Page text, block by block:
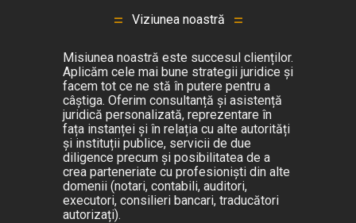
Viziunea noastră
Misiunea noastră este succesul clienților.
Aplicăm cele mai bune strategii juridice și
facem tot ce ne stă în putere pentru a
câștiga. Oferim consultanță și asistență
juridică personalizată, reprezentare în
fața instanței și în relația cu alte autorități
și instituții publice, servicii de due
diligence precum și posibilitatea de a
crea parteneriate cu profesioniști din alte
domenii (notari, contabili, auditori,
executori, consilieri bancari, traducători
autorizați).